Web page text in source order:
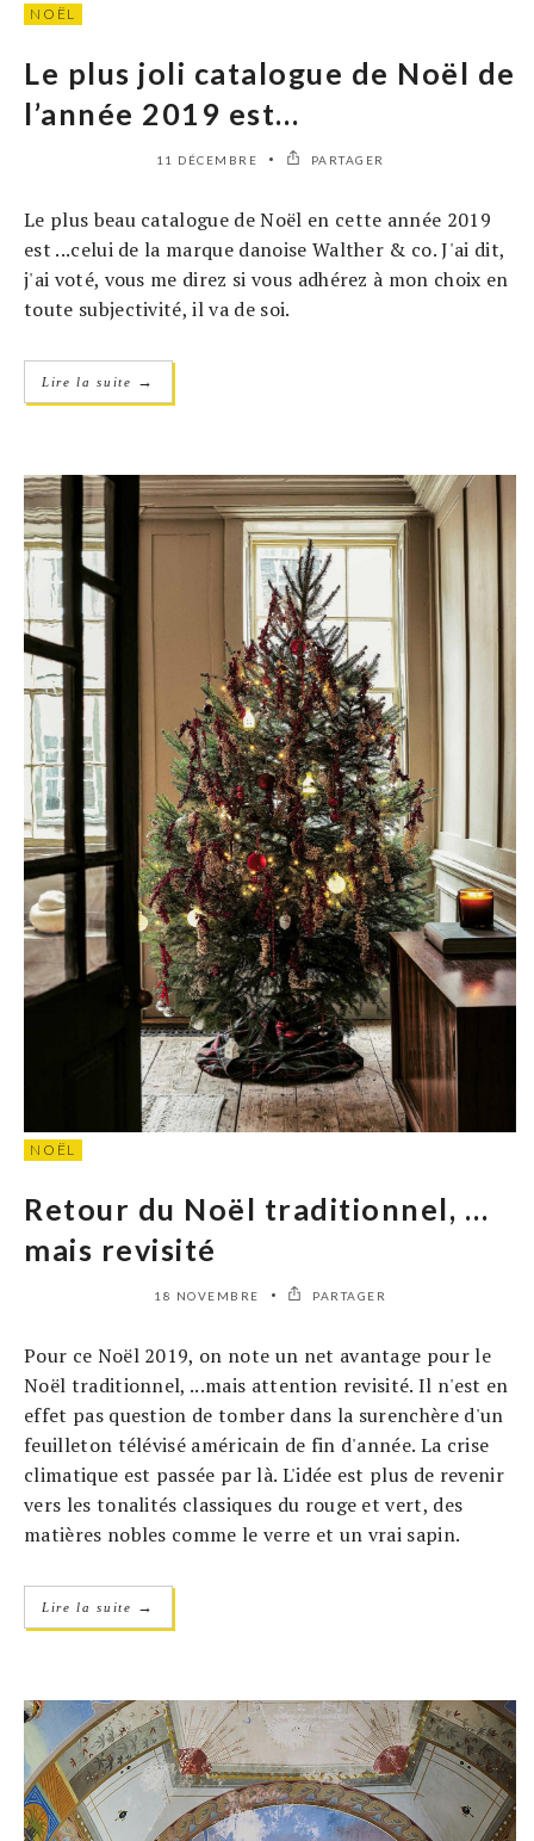
NOËL
Le plus joli catalogue de Noël de
l’année 2019 est…
11 DÉCEMBRE PARTAGER
Le plus beau catalogue de Noël en cette année 2019
est ...celui de la marque danoise Walther & co. J'ai dit,
j'ai voté, vous me direz si vous adhérez à mon choix en
toute subjectivité, il va de soi.
Lire la suite →
NOËL
Retour du Noël traditionnel, …
mais revisité
18 NOVEMBRE PARTAGER
Pour ce Noël 2019, on note un net avantage pour le
Noël traditionnel, ...mais attention revisité. Il n'est en
effet pas question de tomber dans la surenchère d'un
feuilleton télévisé américain de fin d'année. La crise
climatique est passée par là. L'idée est plus de revenir
vers les tonalités classiques du rouge et vert, des
matières nobles comme le verre et un vrai sapin.
Lire la suite →